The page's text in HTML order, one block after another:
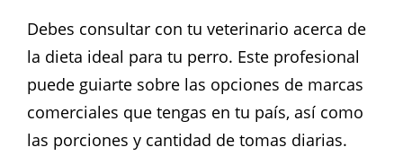
Debes consultar con tu veterinario acerca de
la dieta ideal para tu perro. Este profesional
puede guiarte sobre las opciones de marcas
comerciales que tengas en tu país, así como
las porciones y cantidad de tomas diarias.